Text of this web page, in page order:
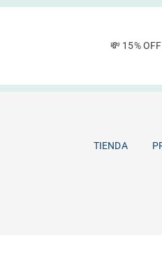
💸 15%
TIENDA